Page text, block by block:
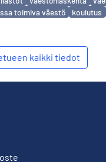
toimiva väestö
koulutus
kaikki tiedot